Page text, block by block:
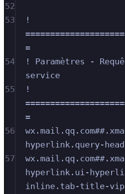
52
53
!
=
54
! Paramètres -
service
55
!
=
56
hyperlink.query-
57
hyperlink.ui-
inline.tab-title-